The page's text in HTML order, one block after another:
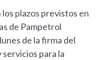
plazos previstos en
de Pampetrol
de la firma del
para la